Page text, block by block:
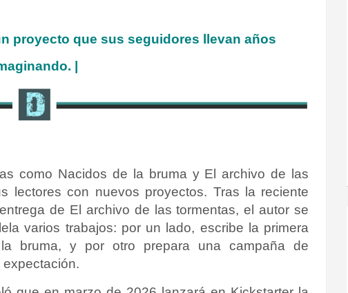
proyecto que sus seguidores llevan años
|
como Nacidos de la bruma y El archivo de las
lectores con nuevos proyectos. Tras la reciente
de El archivo de las tormentas, el autor se
varios trabajos: por un lado, escribe la primera
bruma, y por otro prepara una campaña de